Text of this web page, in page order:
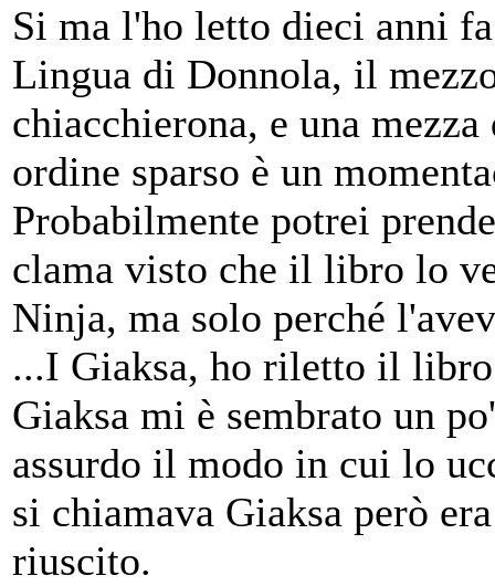
Si ma l'ho letto dieci anni
Lingua di Donnola, il
chiacchierona, e una
ordine sparso è un
Probabilmente potrei
clama visto che il libro lo
Ninja, ma solo perché
...I Giaksa, ho riletto il
Giaksa mi è sembrato un
assurdo il modo in cui lo
si chiamava Giaksa però
riuscito.